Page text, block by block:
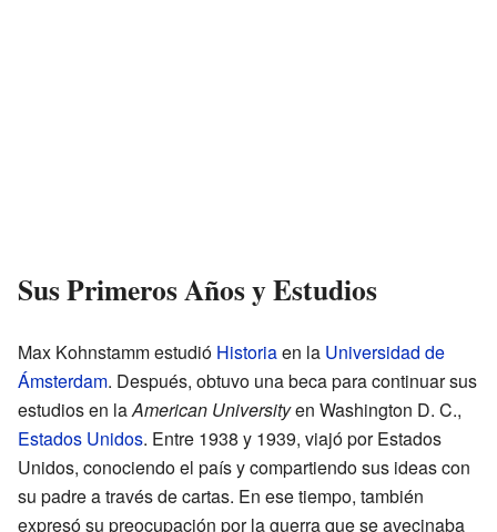
Sus Primeros Años y Estudios
Max Kohnstamm estudió Historiaen la Universidad de
Ámsterdam. Después, obtuvo una beca para continuar sus
estudios en laAmerican Universityen Washington D. C.,
Estados Unidos. Entre 1938 y 1939, viajó por Estados
Unidos, conociendo el país y compartiendo sus ideas con
su padre a través de cartas. En ese tiempo, también
expresó su preocupación por la guerra que se avecinaba